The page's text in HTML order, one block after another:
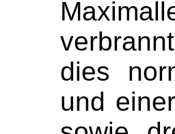
dies
und